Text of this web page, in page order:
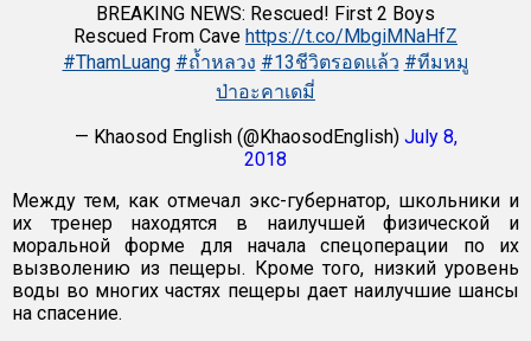
BREAKING NEWS: Rescued! First 2 Boys
Rescued From Cave https://t.co/MbgiMNaHfZ
#ThamLuang #ถ้ำหลวง #13ชีวิตรอดแล้ว #ทีมหมู
ป่าอะคาเดมี่
— Khaosod English (@KhaosodEnglish) July 8,
2018
Между тем, как отмечал экс-губернатор, школьники и
их тренер находятся в наилучшей физической и
моральной форме для начала спецоперации по их
вызволению из пещеры. Кроме того, низкий уровень
воды во многих частях пещеры дает наилучшие шансы
на спасение.